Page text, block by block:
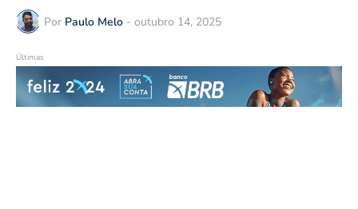
Por Paulo Melo - outubro 14, 2025
Últimas